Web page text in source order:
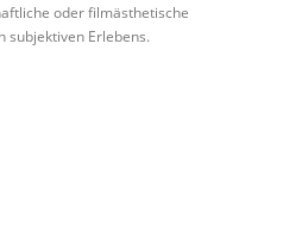
oder filmästhetische
subjektiven Erlebens.